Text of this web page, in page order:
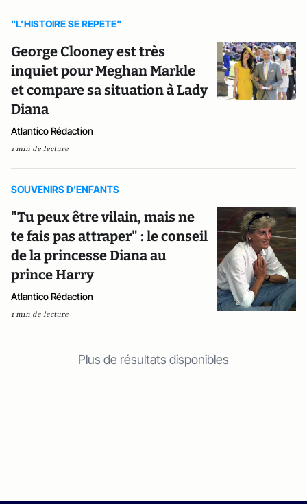
"L’HISTOIRE SE REPETE"
George Clooney est très
inquiet pour Meghan Markle
et compare sa situation à Lady
Diana
Atlantico Rédaction
1 min de lecture
SOUVENIRS D'ENFANTS
"Tu peux être vilain, mais ne
te fais pas attraper" : le conseil
de la princesse Diana au
prince Harry
Atlantico Rédaction
1 min de lecture
Plus de résultats disponibles